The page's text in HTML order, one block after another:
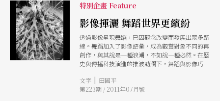
關係有了更多詮釋可能 而舞蹈影像的高度發展 又
將為傳統定義下的舞蹈帶來哪些影響與變革？ 在
「映像中起舞」特別企畫中 除了專文概述舞蹈影
像的發展源流與類型、編舞者如何面對影像觀點的
介入 更越洋採訪與佛塞合作的團隊成員 同時，也
邀請台灣的年輕編舞家黃翊與廣告導演羅品喆 從
編舞與廣告拍攝的角度 暢談如何「舞在影像中」
舞蹈影像，這股全球正「潮」的現象 已化為快速
特別企畫 Feature
影像揮灑 舞蹈世界更繽紛
透過影像呈現舞蹈，已因觀念改變而發展出眾多路
線。舞蹈加入了影像語彙，成為觀賞對象不同的再
創作，與其說是一種浪潮，不如說一種必然。在歷
史與傳播科技演進的推波助瀾下，舞蹈與影像巧妙
享與便利性，也成為新的創作媒材。
文字 | 田國平
第223期 / 2011年07月號